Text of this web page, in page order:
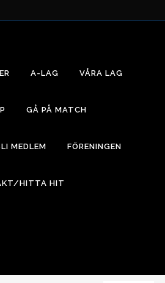
A-LAG VÅRA LAG
GÅ PÅ MATCH
MEDLEM FÖRENINGEN
HITTA HIT